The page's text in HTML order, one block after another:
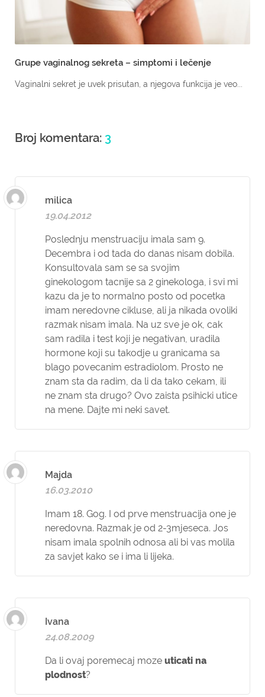
Grupe vaginalnog sekreta – simptomi i lečenje
Vaginalni sekret je uvek prisutan, a njegova funkcija je veo...
Broj komentara: 3
milica
19.04.2012
Poslednju menstruaciju imala sam 9.
Decembra i od tada do danas nisam dobila.
Konsultovala sam se sa svojim
ginekologom tacnije sa 2 ginekologa, i svi mi
kazu da je to normalno posto od pocetka
imam neredovne cikluse, ali ja nikada ovoliki
razmak nisam imala. Na uz sve je ok, cak
sam radila i test koji je negativan, uradila
hormone koji su takodje u granicama sa
blago povecanim estradiolom. Prosto ne
znam sta da radim, da li da tako cekam, ili
ne znam sta drugo? Ovo zaista psihicki utice
na mene. Dajte mi neki savet.
Majda
16.03.2010
Imam 18. Gog. I od prve menstruacija one je
neredovna. Razmak je od 2-3mjeseca. Jos
nisam imala spolnih odnosa ali bi vas molila
za savjet kako se i ima li lijeka.
Ivana
24.08.2009
Da li ovaj poremecaj moze uticati na
plodnost?